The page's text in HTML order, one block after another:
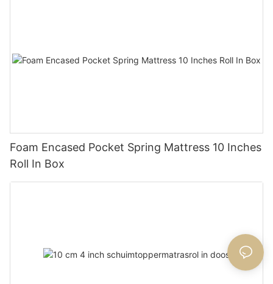
Foam Encased Pocket Spring Mattress 10 Inches
Roll In Box